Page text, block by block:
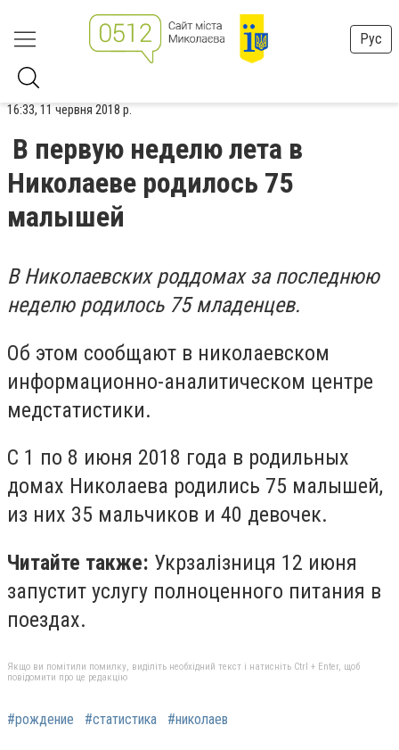
Рус
16:33, 11 червня 2018 р.
В первую неделю лета в
Николаеве родилось 75
малышей
В Николаевских роддомах за последнюю
неделю родилось 75 младенцев.
Об этом сообщают в николаевском
информационно-аналитическом центре
медстатистики.
С 1 по 8 июня 2018 года в родильных
домах Николаева родились 75 малышей,
из них 35 мальчиков и 40 девочек.
Читайте также: Укрзалізниця 12 июня
запустит услугу полноценного питания в
поездах.
Якщо ви помітили помилку, виділіть необхідний текст і натисніть Ctrl + Enter, щоб
повідомити про це редакцію
#рождение #статистика #николаев